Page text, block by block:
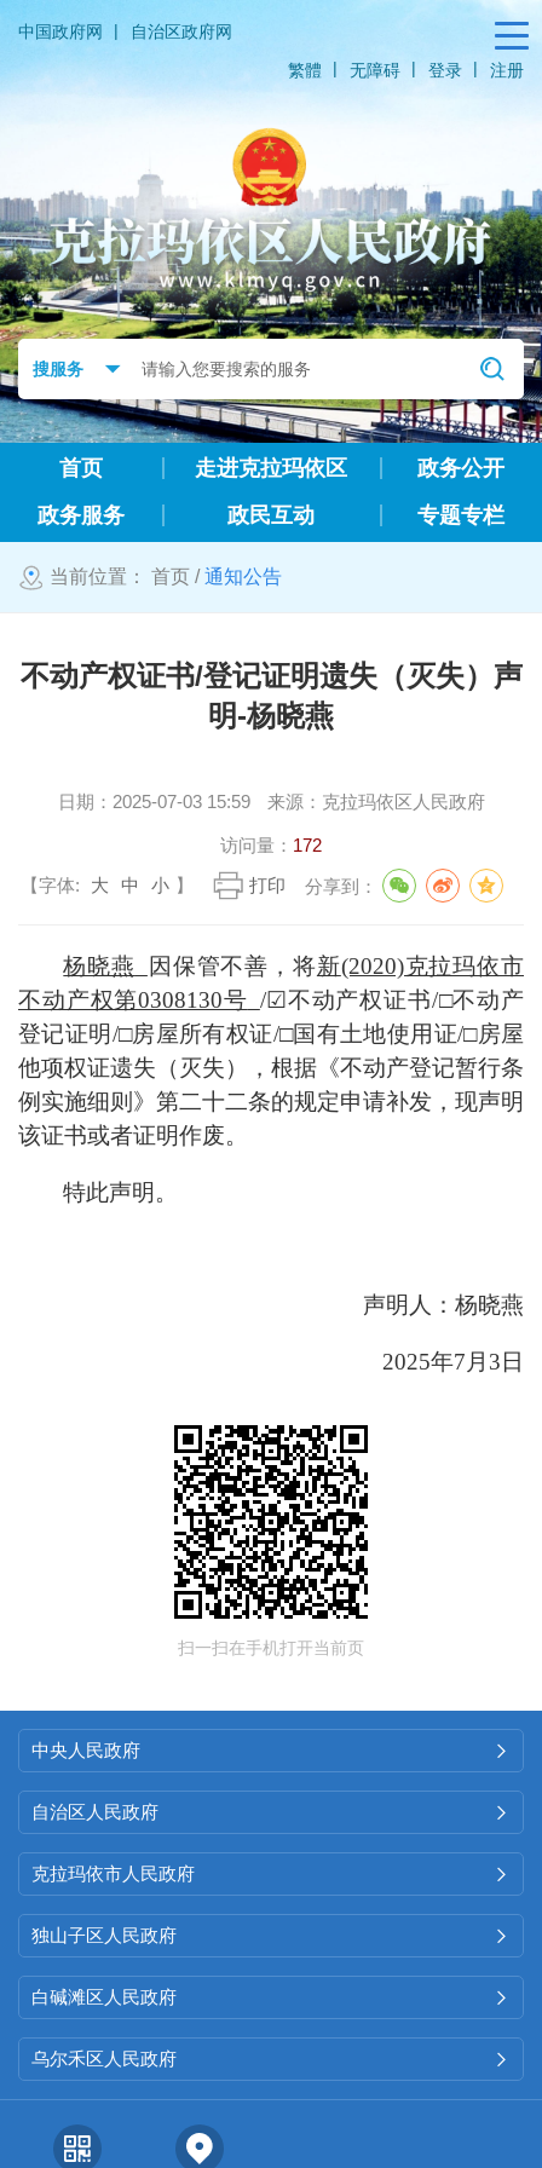
中国政府网 |
自治区政府网
繁體
| 无障碍 | 登录 | 注册
首页 走进克拉玛依区
政务公开
政务服务
政民互动 专题专栏
当前位置： 首页 /通知公告
不动产权证书/登记证明遗失（灭失）声
明-杨晓燕
日期： 2025-07-03 15:59 来源： 克拉玛依区人民政府
访问量： 172
【字体:
大 中 小 】 打印 分享到：
杨晓燕 因保管不善， 将新(2020)克拉玛依市
不动产权第0308130号 /☑不动产权证书/□不动产
登记证明/□房屋所有权证/□国有土地使用证/□房屋
他项权证遗失（灭失）
， 根据《不动产登记暂行条
例实施细则》第二十二条的规定申请补发，现声明
该证书或者证明作废。
特此声明。
声明人：杨晓燕
2025年7月3日
扫一扫在手机打开当前页
中央人民政府 
自治区人民政府 
克拉玛依市人民政府 
独山子区人民政府 
白碱滩区人民政府 
乌尔禾区人民政府 